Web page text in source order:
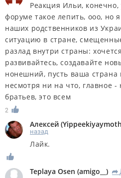
Реакция Ильи,
форуме такое лепить, ооо, но
наших родственников из
ситуацию в стране,
разлад внутри страны:
развивайтесь, создавайте
нонешний, пусть ваша страна
несмотря ни на что, главное
братьев, это всем
2
Алексей (
назад
Лайк.
Teplaya Osen (amigo__ ) R